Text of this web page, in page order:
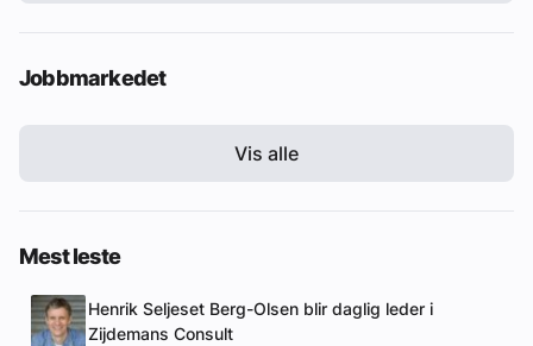
Jobbmarkedet
Vis alle
Mest leste
Henrik Seljeset Berg-Olsen blir daglig leder i
Zijdemans Consult